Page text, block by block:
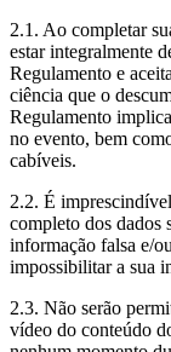
2.1. Ao completar
estar integralmente
Regulamento e
ciência que o
Regulamento
no evento, bem
cabíveis.
2.2. É
completo dos dados
informação falsa e/
impossibilitar a sua
2.3. Não serão
vídeo do conteúdo